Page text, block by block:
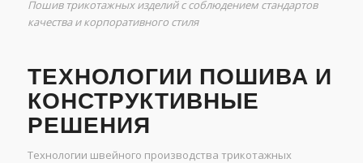
Пошив трикотажных изделий с соблюдением стандартов
качества и корпоративного стиля
ТЕХНОЛОГИИ ПОШИВА И
КОНСТРУКТИВНЫЕ
РЕШЕНИЯ
Технологии швейного производства трикотажных